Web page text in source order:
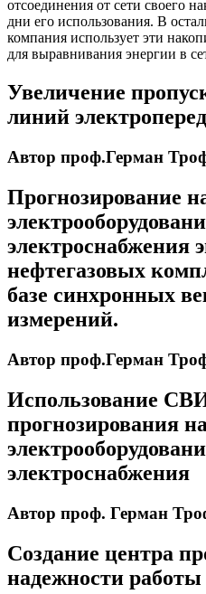
отсоединения от сети своего
дни его использования. В
компания использует эти
для выравнивания энергии в
Увеличение
линий
Автор проф.Герман
Прогнозирование
электроснабжения
нефтегазовых
базе синхронных
измерений.
Автор проф.Герман
Использование
прогнозирования
электроснабжения
Автор проф. Герман
Создание центра
надежности работы